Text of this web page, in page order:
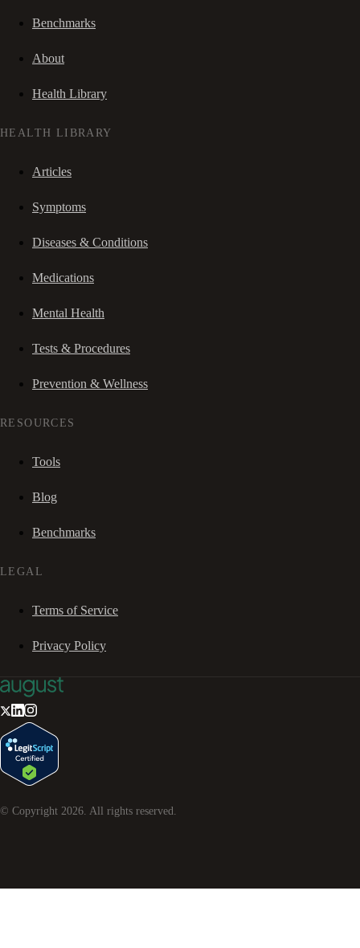
Benchmarks
About
Health Library
HEALTH LIBRARY
Articles
Symptoms
Diseases & Conditions
Medications
Mental Health
Tests & Procedures
Prevention & Wellness
RESOURCES
Tools
Blog
Benchmarks
LEGAL
Terms of Service
Privacy Policy
© Copyright 2026 . All rights reserved.